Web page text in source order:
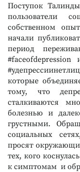
Поступок
пользователи
собственном
начали
период
#faceofdepression
которые
тому, что
сталкиваются
болезнью и
грустными.
социальных
просят
тех, кого
к симптомам и